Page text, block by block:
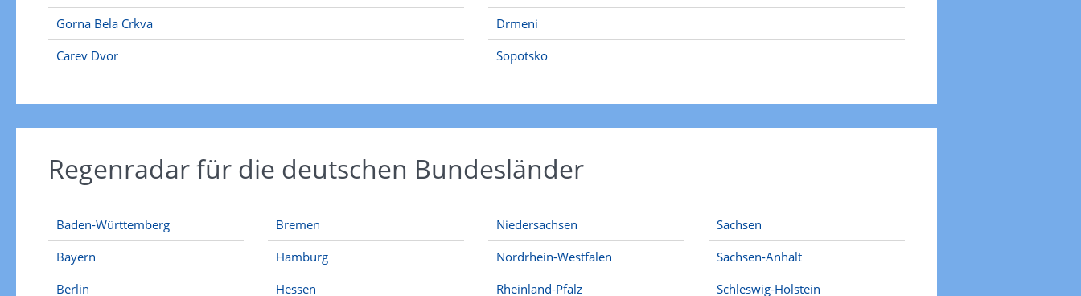
Gorna Bela Crkva
Carev Dvor
Drmeni
Sopotsko
Regenradar für die deutschen Bundesländer
Baden-Württemberg
Bayern
Berlin
Bremen
Hamburg
Hessen
Niedersachsen
Nordrhein-Westfalen
Rheinland-Pfalz
Sachsen
Sachsen-Anhalt
Schleswig-Holstein